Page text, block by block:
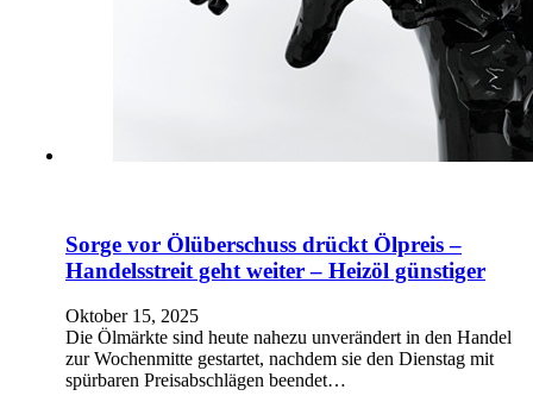
Sorge vor Ölüberschuss drückt Ölpreis –
Handelsstreit geht weiter – Heizöl günstiger
Oktober 15, 2025
Die Ölmärkte sind heute nahezu unverändert in den Handel
zur Wochenmitte gestartet, nachdem sie den Dienstag mit
spürbaren Preisabschlägen beendet…